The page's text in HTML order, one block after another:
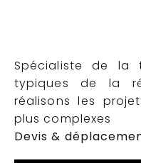
Spécialiste de la
typiques de la
réalisons les
plus complexes
Devis &